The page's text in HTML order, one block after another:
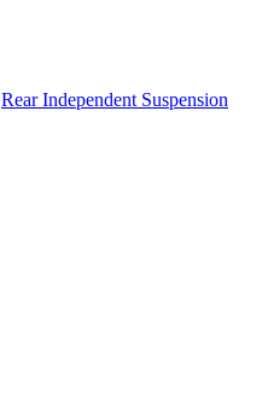
Rear Independent Suspension